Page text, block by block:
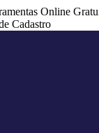
Online
Cadastro